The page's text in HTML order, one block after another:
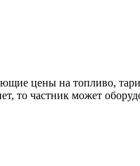
цены на топливо,
то частник может